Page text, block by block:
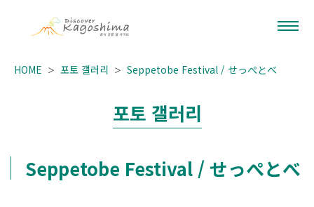
HOME 포토 갤러리 Seppetobe Festival / せっぺとべ
포토 갤러리
Seppetobe Festival / せっぺとべ